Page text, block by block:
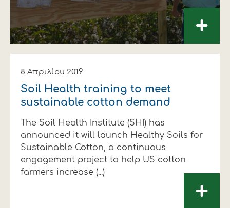
+
8 Απριλίου 2019
Soil Health training to meet
sustainable cotton demand
The Soil Health Institute (SHI) has
announced it will launch Healthy Soils for
Sustainable Cotton, a continuous
engagement project to help US cotton
farmers increase (...)
+